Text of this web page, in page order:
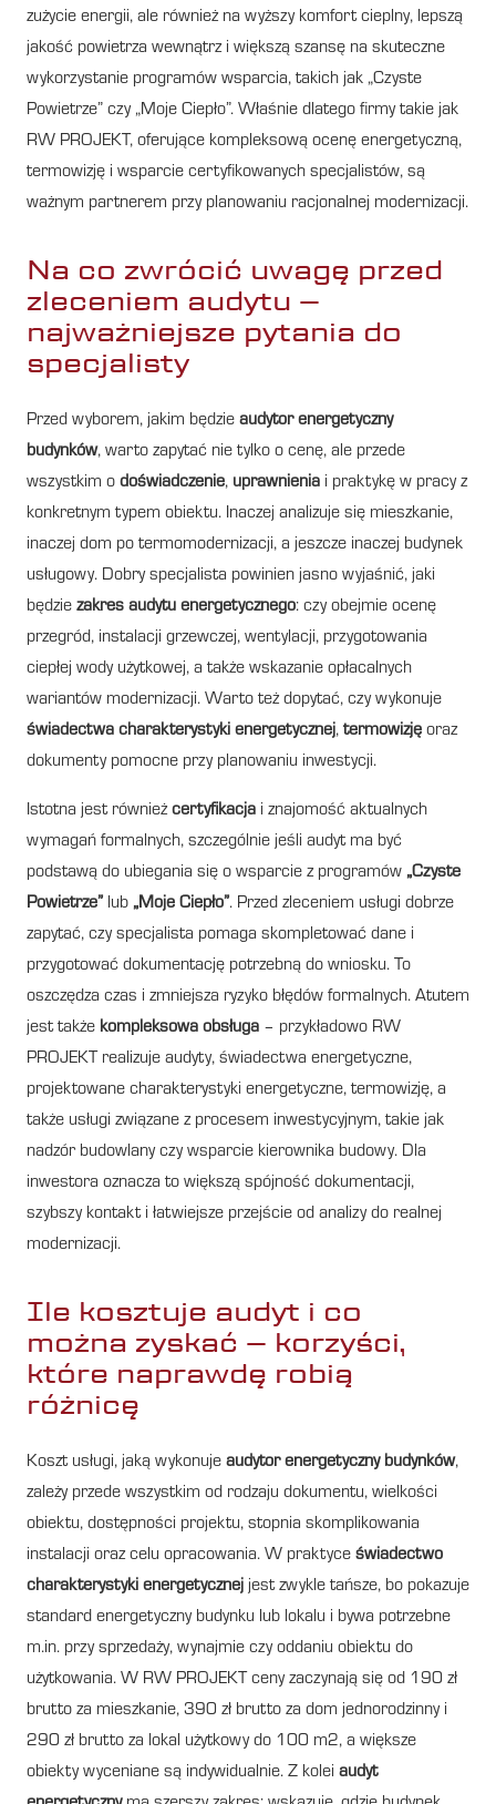
zużycie energii, ale również na wyższy komfort cieplny, lepszą
jakość powietrza wewnątrz i większą szansę na skuteczne
wykorzystanie programów wsparcia, takich jak „Czyste
Powietrze” czy „Moje Ciepło”. Właśnie dlatego firmy takie jak
RW PROJEKT, oferujące kompleksową ocenę energetyczną,
termowizję i wsparcie certyfikowanych specjalistów, są
ważnym partnerem przy planowaniu racjonalnej modernizacji.
Na co zwrócić uwagę przed
zleceniem audytu –
najważniejsze pytania do
specjalisty
Przed wyborem, jakim będzie audytor energetyczny
budynków, warto zapytać nie tylko o cenę, ale przede
wszystkim o doświadczenie, uprawnienia i praktykę w pracy z
konkretnym typem obiektu. Inaczej analizuje się mieszkanie,
inaczej dom po termomodernizacji, a jeszcze inaczej budynek
usługowy. Dobry specjalista powinien jasno wyjaśnić, jaki
będzie zakres audytu energetycznego: czy obejmie ocenę
przegród, instalacji grzewczej, wentylacji, przygotowania
ciepłej wody użytkowej, a także wskazanie opłacalnych
wariantów modernizacji. Warto też dopytać, czy wykonuje
świadectwa charakterystyki energetycznej, termowizję oraz
dokumenty pomocne przy planowaniu inwestycji.
Istotna jest również certyfikacja i znajomość aktualnych
wymagań formalnych, szczególnie jeśli audyt ma być
podstawą do ubiegania się o wsparcie z programów „Czyste
Powietrze” lub „Moje Ciepło”. Przed zleceniem usługi dobrze
zapytać, czy specjalista pomaga skompletować dane i
przygotować dokumentację potrzebną do wniosku. To
oszczędza czas i zmniejsza ryzyko błędów formalnych. Atutem
jest także kompleksowa obsługa – przykładowo RW
PROJEKT realizuje audyty, świadectwa energetyczne,
projektowane charakterystyki energetyczne, termowizję, a
także usługi związane z procesem inwestycyjnym, takie jak
nadzór budowlany czy wsparcie kierownika budowy. Dla
inwestora oznacza to większą spójność dokumentacji,
szybszy kontakt i łatwiejsze przejście od analizy do realnej
modernizacji.
Ile kosztuje audyt i co
można zyskać – korzyści,
które naprawdę robią
różnicę
Koszt usługi, jaką wykonuje audytor energetyczny budynków,
zależy przede wszystkim od rodzaju dokumentu, wielkości
obiektu, dostępności projektu, stopnia skomplikowania
instalacji oraz celu opracowania. W praktyce świadectwo
charakterystyki energetycznej jest zwykle tańsze, bo pokazuje
standard energetyczny budynku lub lokalu i bywa potrzebne
m.in. przy sprzedaży, wynajmie czy oddaniu obiektu do
użytkowania. W RW PROJEKT ceny zaczynają się od 190 zł
brutto za mieszkanie, 390 zł brutto za dom jednorodzinny i
290 zł brutto za lokal użytkowy do 100 m2, a większe
obiekty wyceniane są indywidualnie. Z kolei audyt